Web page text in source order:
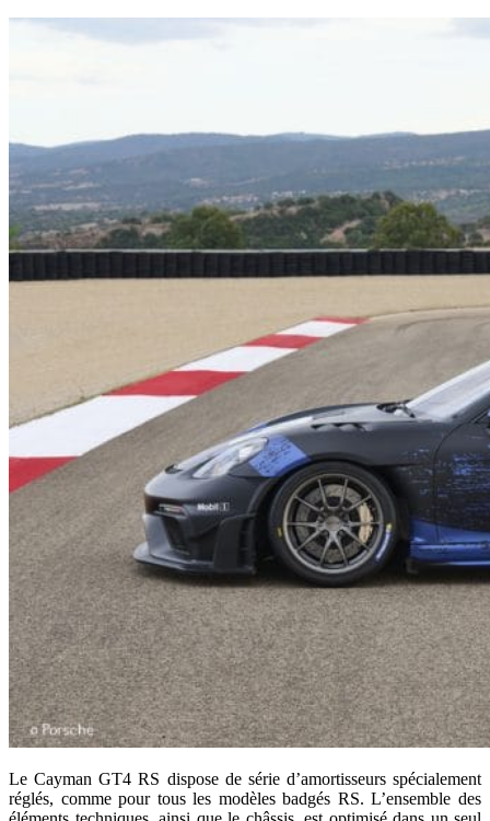
Le Cayman GT4 RS dispose de série d’amortisseurs spécialement
réglés, comme pour tous les modèles badgés RS. L’ensemble des